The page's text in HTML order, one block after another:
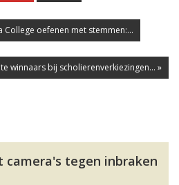
College oefenen met stemmen:...
winnaars bij scholierenverkiezingen... »
camera's tegen inbraken